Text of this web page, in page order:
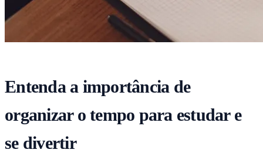
Entenda a importância de
organizar o tempo para estudar e
se divertir